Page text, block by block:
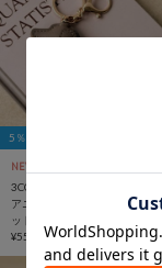
5％OFFクーポン
NEW
3COINS
アニマルシルエットダイカ
ットチャーム
¥550